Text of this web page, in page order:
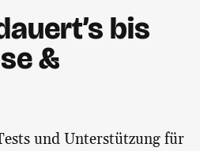
bis
&
und Unterstützung für